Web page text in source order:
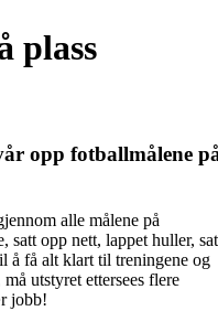
plass
opp fotballmålene
alle målene på
satt opp nett, lappet huller,
å få alt klart til treningene og
utstyret ettersees flere
jobb!